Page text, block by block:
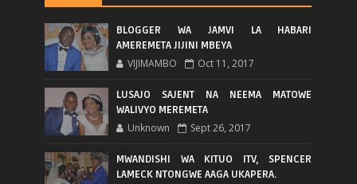
BLOGGER WA JAMVI LA HABARI
AMEREMETA JIJINI MBEYA
VIJIMAMBO Oct 11, 2017
LUSAJO SAJENT NA NEEMA MATOWE
WALIVYO MEREMETA
Unknown Sept 26, 2017
MWANDISHI WA KITUO ITV, SPENCER
LAMECK NTONGWE AAGA UKAPERA.